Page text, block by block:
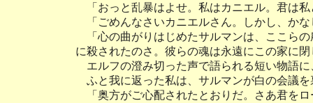
「おっと乱暴はよせ。私はカニエル。君は
「ごめんなさいカニエルさん。しかし、かな
「心の曲がりはじめたサルマンは、ここら
に殺されたのさ。彼らの魂は永遠にこの家に
エルフの澄み切った声で語られる短い物語
ふと我に返った私は、サルマンが白の会議
「奥方がご心配されたとおりだ。さあ君を